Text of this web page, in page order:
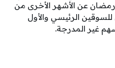
عن الأشهر الأخرى من
للسوقين الرئيسي والأول
غير المدرجة.